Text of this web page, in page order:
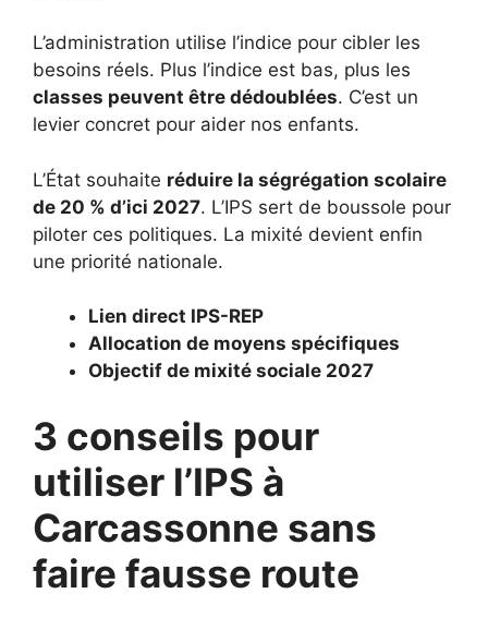
L’administration utilise l’indice pour cibler les
besoins réels. Plus l’indice est bas, plus les
classes peuvent être dédoublées. C’est un
levier concret pour aider nos enfants.
L’État souhaite réduire la ségrégation scolaire
de 20 % d’ici 2027. L’IPS sert de boussole pour
piloter ces politiques. La mixité devient enfin
une priorité nationale.
Lien direct IPS-REP
Allocation de moyens spécifiques
Objectif de mixité sociale 2027
3 conseils pour
utiliser l’IPS à
Carcassonne sans
faire fausse route